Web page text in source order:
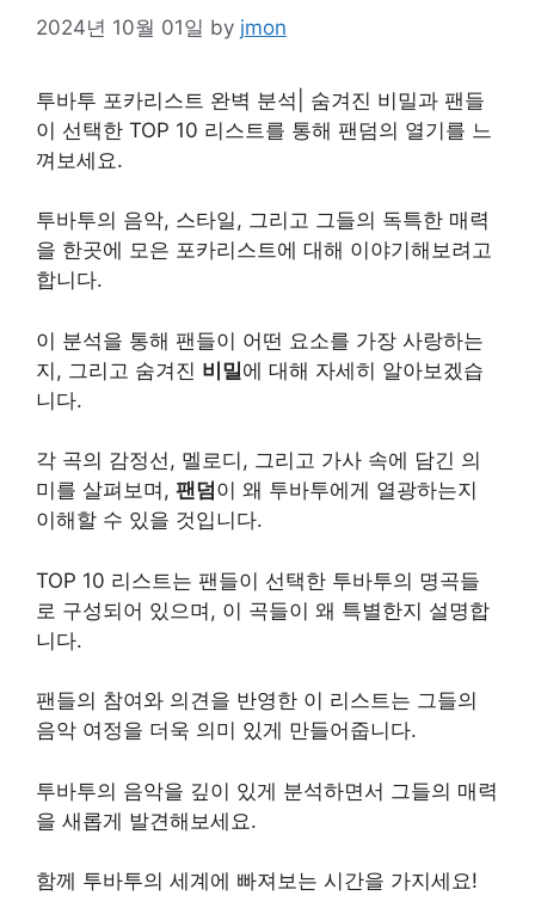
2024년 10월 01일 by jmon
투바투 포카리스트 완벽 분석| 숨겨진 비밀과 팬들
이 선택한 TOP 10 리스트를 통해 팬덤의 열기를 느
껴보세요.
투바투의 음악, 스타일, 그리고 그들의 독특한 매력
을 한곳에 모은 포카리스트에 대해 이야기해보려고
합니다.
이 분석을 통해 팬들이 어떤 요소를 가장 사랑하는
지, 그리고 숨겨진 비밀에 대해 자세히 알아보겠습
니다.
각 곡의 감정선, 멜로디, 그리고 가사 속에 담긴 의
미를 살펴보며, 팬덤이 왜 투바투에게 열광하는지
이해할 수 있을 것입니다.
TOP 10 리스트는 팬들이 선택한 투바투의 명곡들
로 구성되어 있으며, 이 곡들이 왜 특별한지 설명합
니다.
팬들의 참여와 의견을 반영한 이 리스트는 그들의
음악 여정을 더욱 의미 있게 만들어줍니다.
투바투의 음악을 깊이 있게 분석하면서 그들의 매력
을 새롭게 발견해보세요.
함께 투바투의 세계에 빠져보는 시간을 가지세요!